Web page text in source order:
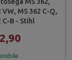
VW, MS 362 C-Q,
C-B - Stihl